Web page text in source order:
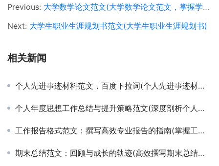
Previous: 大学数学论文范文(大学数学论文范文，掌握学术写作技巧)
Next: 大学生职业生涯规划书范文(大学生职业生涯规划书)
相关新闻
个人先进事迹材料范文，百度下拉词(个人先进事迹材料范文，文章相关长尾词)
个人年度思想工作总结与提升策略范文(深度剖析个人思想成长与工作总结的实用范例)
工作报告格式范文：撰写高效专业报告的指南(掌握工作报告撰写技巧与标准格式范文)
期末总结范文：回顾与成长的轨迹(高效撰写期末总结报告的实用技巧与案例分享)